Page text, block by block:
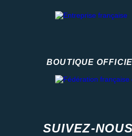
BOUTIQUE
SUIVEZ-NOUS